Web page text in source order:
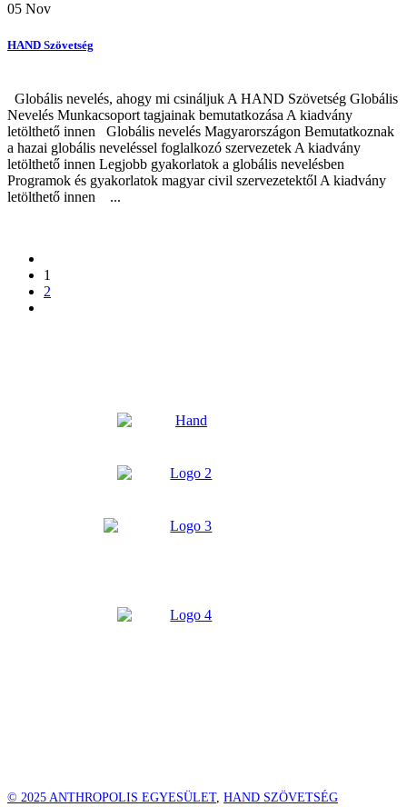
05 Nov
HAND Szövetség
Globális nevelés, ahogy mi csináljuk A HAND Szövetség Globális
Nevelés Munkacsoport tagjainak bemutatkozása A kiadvány
letölthető innen Globális nevelés Magyarországon Bemutatkoznak
a hazai globális neveléssel foglalkozó szervezetek A kiadvány
letölthető innen Legjobb gyakorlatok a globális nevelésben
Programok és gyakorlatok magyar civil szervezetektől A kiadvány
letölthető innen ...
1
2
Jelen weboldal fejlesztése, tartalmi bővítése
© 2025 ANTHROPOLIS EGYESÜLET, HAND SZÖVETSÉG